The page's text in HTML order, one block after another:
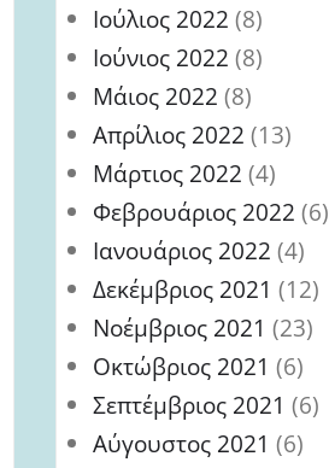
Ιούλιος 2022 (8)
Ιούνιος 2022 (8)
Μάιος 2022 (8)
Απρίλιος 2022 (13)
Μάρτιος 2022 (4)
Φεβρουάριος 2022 (6)
Ιανουάριος 2022 (4)
Δεκέμβριος 2021 (12)
Νοέμβριος 2021 (23)
Οκτώβριος 2021 (6)
Σεπτέμβριος 2021 (6)
Αύγουστος 2021 (6)